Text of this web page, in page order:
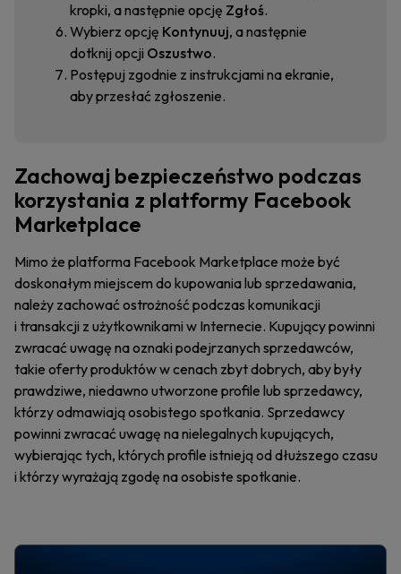
kropki, a następnie opcję Zgłoś.
Wybierz opcję Kontynuuj, a następnie
dotknij opcji Oszustwo.
Postępuj zgodnie z instrukcjami na ekranie,
aby przesłać zgłoszenie.
Zachowaj bezpieczeństwo podczas
korzystania z platformy Facebook
Marketplace
Mimo że platforma Facebook Marketplace może być
doskonałym miejscem do kupowania lub sprzedawania,
należy zachować ostrożność podczas komunikacji
i transakcji z użytkownikami w Internecie. Kupujący powinni
zwracać uwagę na oznaki podejrzanych sprzedawców,
takie oferty produktów w cenach zbyt dobrych, aby były
prawdziwe, niedawno utworzone profile lub sprzedawcy,
którzy odmawiają osobistego spotkania. Sprzedawcy
powinni zwracać uwagę na nielegalnych kupujących,
wybierając tych, których profile istnieją od dłuższego czasu
i którzy wyrażają zgodę na osobiste spotkanie.